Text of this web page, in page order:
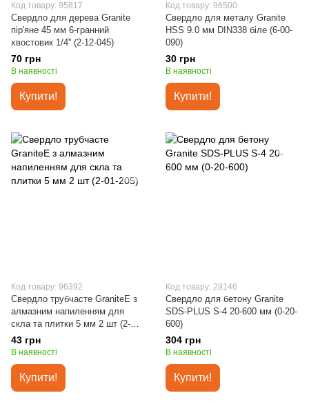
Код товару: 95817
Свердло для дерева Granite
пір'яне 45 мм 6-гранний
хвостовик 1/4'' (2-12-045)
70 грн
В наявності
Купити!
Код товару: 96500
Свердло для металу Granite
HSS 9.0 мм DIN338 біле (6-00-
090)
30 грн
В наявності
Купити!
Код товару: 96392
Свердло трубчасте GraniteE з
алмазним напиленням для
скла та плитки 5 мм 2 шт (2-01-
205)
43 грн
В наявності
Купити!
Код товару: 29146
Свердло для бетону Granite
SDS-PLUS S-4 20-600 мм (0-20-
600)
304 грн
В наявності
Купити!